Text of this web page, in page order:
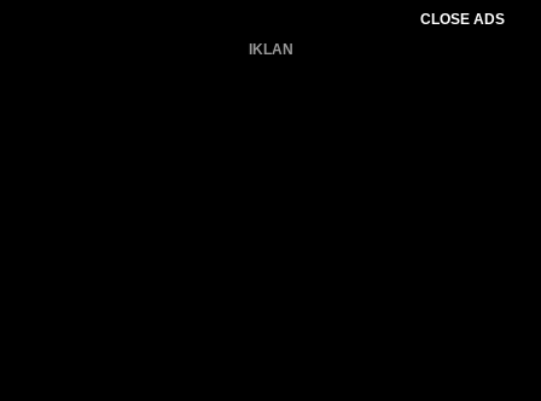
CLOSE ADS
IKLAN